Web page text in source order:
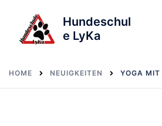
content
Hundeschul
e LyKa
HOME NEUIGKEITEN YOGA MIT